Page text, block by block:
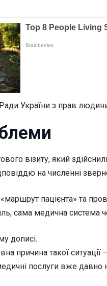
України з прав
візиту, який
на численні
пацієнта» та
сама медична система
дописі.
причина такої
послуги вже давно